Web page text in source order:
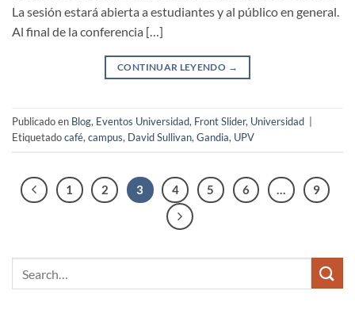
La sesión estará abierta a estudiantes y al público en general.
Al final de la conferencia […]
CONTINUAR LEYENDO →
Publicado en Blog, Eventos Universidad, Front Slider, Universidad
Etiquetadocafé, campus, David Sullivan, Gandia, UPV
1 2 3 4 5 6 … 9